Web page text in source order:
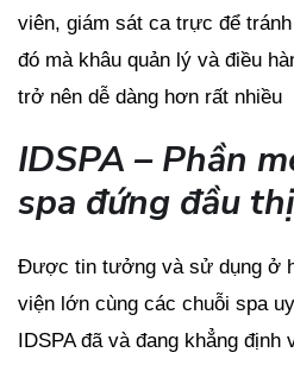
viên, giám sát ca trực để
đó mà khâu quản lý và điều
trở nên dễ dàng hơn rất nhiều
IDSPA – Phần
spa đứng đầu
Được tin tưởng và sử dụng ở
viện lớn cùng các chuỗi spa
IDSPA đã và đang khẳng